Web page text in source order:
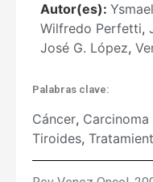
Autor(es):
Wilfredo Perfetti,
José G. López,
Palabras clave:
Cáncer, Carcinoma
Tiroides,